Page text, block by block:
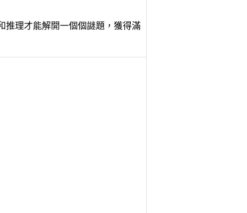
推理才能解開一個個謎題，獲得滿